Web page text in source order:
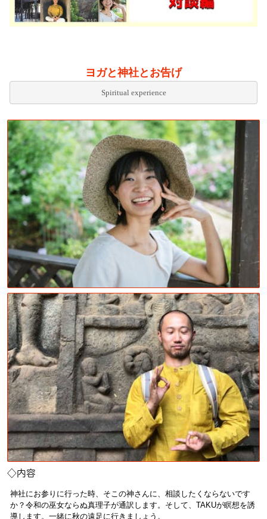
ヨガと神社とお告げ
Spiritual experience
◇内容
神社にお参りに行った時、そこの神さんに、相談したくならないです
か？令和の巫女ならぬ真理子が通訳します。そして、TAKUが瞑想を誘
導します。一緒に秋の遠足に行きましょう。